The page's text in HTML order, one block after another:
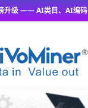
升级 —— AI类目、AI编码